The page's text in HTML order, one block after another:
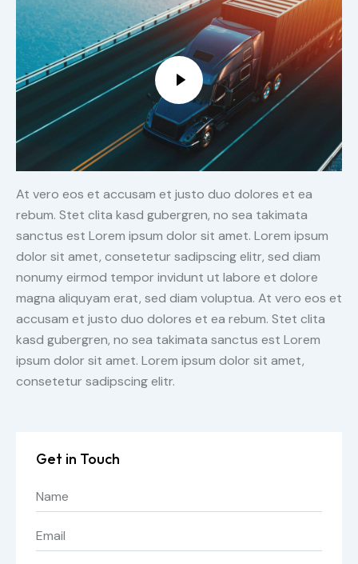
At vero eos et accusam et justo duo dolores et ea
rebum. Stet clita kasd gubergren, no sea takimata
sanctus est Lorem ipsum dolor sit amet. Lorem ipsum
dolor sit amet, consetetur sadipscing elitr, sed diam
nonumy eirmod tempor invidunt ut labore et dolore
magna aliquyam erat, sed diam voluptua. At vero eos et
accusam et justo duo dolores et ea rebum. Stet clita
kasd gubergren, no sea takimata sanctus est Lorem
ipsum dolor sit amet. Lorem ipsum dolor sit amet,
consetetur sadipscing elitr.
Get in Touch